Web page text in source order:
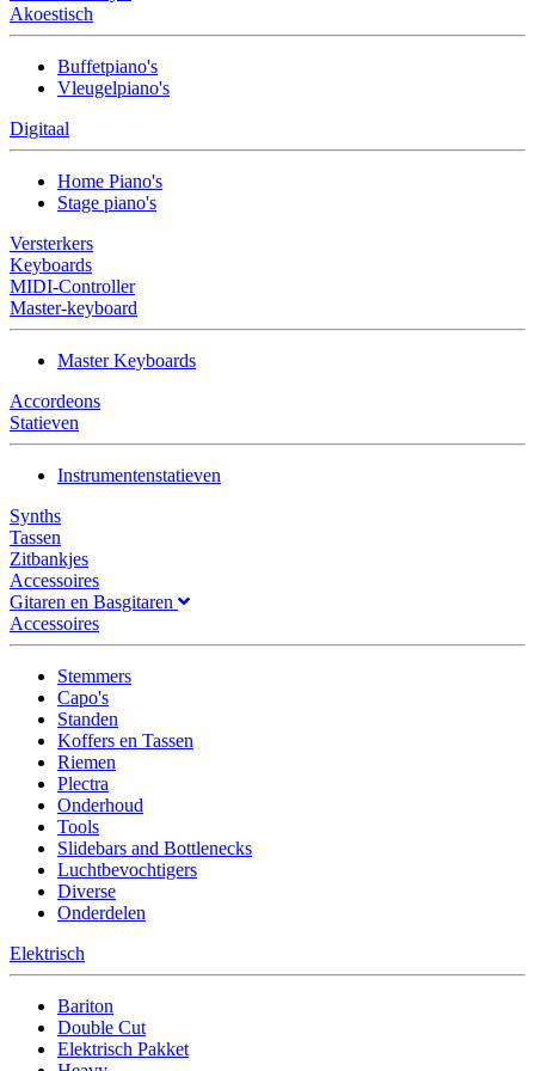
Akoestisch
Buffetpiano's
Vleugelpiano's
Digitaal
Home Piano's
Stage piano's
Versterkers
Keyboards
MIDI-Controller
Master-keyboard
Master Keyboards
Accordeons
Statieven
Instrumentenstatieven
Synths
Tassen
Zitbankjes
Accessoires
Gitaren en Basgitaren
Accessoires
Stemmers
Capo's
Standen
Koffers en Tassen
Riemen
Plectra
Onderhoud
Tools
Slidebars and Bottlenecks
Luchtbevochtigers
Diverse
Onderdelen
Elektrisch
Bariton
Double Cut
Elektrisch Pakket